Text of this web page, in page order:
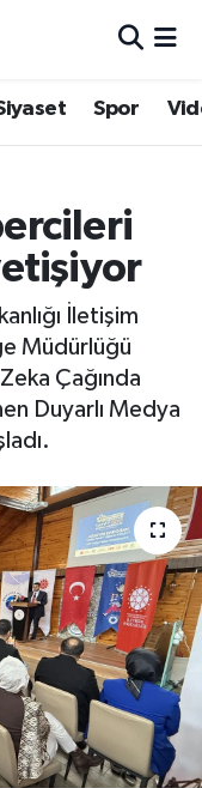
Spor
İletişim
Müdürlüğü
Çağında
Duyarlı Medya